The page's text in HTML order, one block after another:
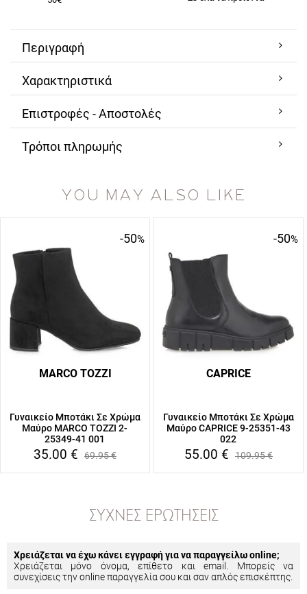
Περιγραφή
Χαρακτηριστικά
Επιστροφές - Αποστολές
Τρόποι πληρωμής
YOU MAY ALSO LIKE
-50%
MARCO TOZZI
Γυναικείο Μποτάκι Σε Χρώμα
Μαύρο MARCO TOZZI 2-
25349-41 001
35.00 € 69.95€
-50%
CAPRICE
Γυναικείο Μποτάκι Σε Χρώμα
Μαύρο CAPRICE 9-25351-43
022
55.00 € 109.95€
ΣΥΧΝΈΣ ΕΡΩΤΉΣΕΙΣ
Χρειάζεται να έχω κάνει εγγραφή για να παραγγείλω online;
Χρειάζεται μόνο όνομα, επίθετο και email. Μπορείς να
συνεχίσεις την online παραγγελία σου και σαν απλός επισκέπτης.